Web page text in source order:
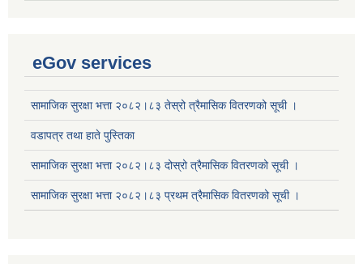
eGov services
सामाजिक सुरक्षा भत्ता २०८२।८३ तेस्रो त्रैमासिक वितरणको सूची ।
वडापत्र तथा हाते पुस्तिका
सामाजिक सुरक्षा भत्ता २०८२।८३ दोस्रो त्रैमासिक वितरणको सूची ।
सामाजिक सुरक्षा भत्ता २०८२।८३ प्रथम त्रैमासिक वितरणको सूची ।